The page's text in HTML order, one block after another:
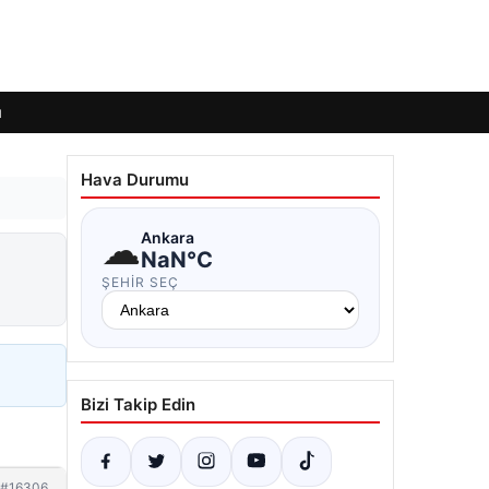
Hava Durumu
☁Ankara
NaN°C
ŞEHIR SEÇ
Bizi Takip Edin